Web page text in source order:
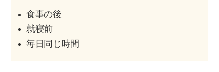
食事の後
就寝前
毎日同じ時間